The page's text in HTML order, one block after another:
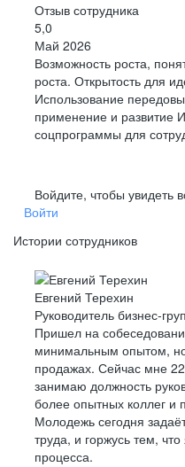
Отзыв сотрудника
5,0
Май 2026
Возможность роста,
роста. Открытость для
Использование
применение и развитие
соцпрограммы для
Войдите, чтобы увидеть
Войти
Истории сотрудников
Евгений Терехин
Руководитель бизнес-
Пришел на
минимальным опытом,
продажах. Сейчас мне
занимаю должность
более опытных коллег и
Молодежь сегодня
труда, и горжусь тем,
процесса.